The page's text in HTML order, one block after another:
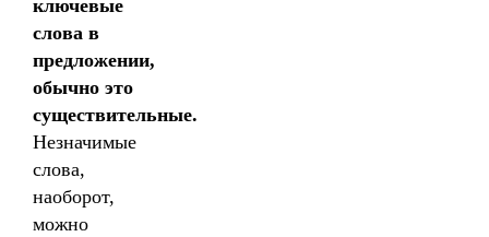
ключевые
слова в
предложении,
обычно это
существительные.
Незначимые
слова,
наоборот,
можно